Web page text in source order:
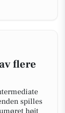
flere
spilles
højt